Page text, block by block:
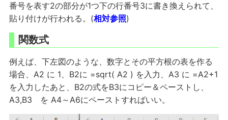
番号を表す2の部分が1つ下の行番号3に書き換えられて、
貼り付けが行われる。(相対参照)
関数式
例えば、下左図のような、数字とその平方根の表を作る
場合、A2 に 1、B2に =sqrt( A2 ) を入力、A3 に =A2+1
を入力したあと、B2の式をB3にコピー＆ペーストし、
A3,B3 を A4～A6にペーストすればいい。